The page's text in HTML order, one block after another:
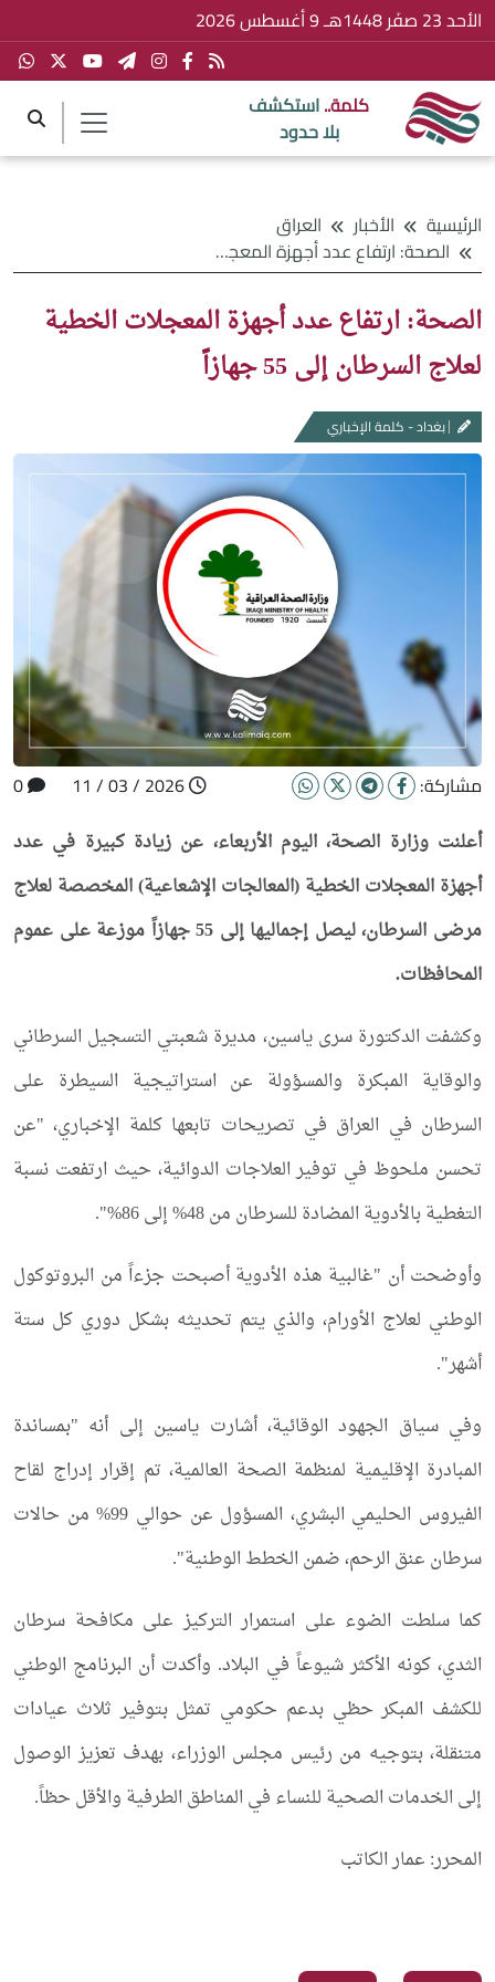
الأحد 23 صفَر 1448هـ 9 أغسطس 2026
كلمة..استكشف
بلا حدود
الرئيسية الأخبار
العراق
الصحة: ارتفاع عدد أجهزة المعجلات الخطية لعلاج السرطان إلى 55 جهازاً
الصحة: ارتفاع عدد أجهزة المعجلات الخطية
لعلاج السرطان إلى 55 جهازاً
بغداد - كلمة الإخباري
مشاركة:
أعلنت وزارة الصحة، اليوم الأربعاء، عن زيادة كبيرة في عدد
أجهزة المعجلات الخطية (المعالجات الإشعاعية) المخصصة لعلاج
مرضى السرطان، ليصل إجماليها إلى 55 جهازاً موزعة على عموم
المحافظات.
وكشفت الدكتورة سرى ياسين، مديرة شعبتي التسجيل السرطاني
والوقاية المبكرة والمسؤولة عن استراتيجية السيطرة على
السرطان في العراق في تصريحات تابعها كلمة الإخباري، "عن
تحسن ملحوظ في توفير العلاجات الدوائية، حيث ارتفعت نسبة
التغطية بالأدوية المضادة للسرطان من 48% إلى 86%".
وأوضحت أن "غالبية هذه الأدوية أصبحت جزءاً من البروتوكول
الوطني لعلاج الأورام، والذي يتم تحديثه بشكل دوري كل ستة
أشهر".
وفي سياق الجهود الوقائية، أشارت ياسين إلى أنه "بمساندة
المبادرة الإقليمية لمنظمة الصحة العالمية، تم إقرار إدراج لقاح
الفيروس الحليمي البشري، المسؤول عن حوالي 99% من حالات
سرطان عنق الرحم، ضمن الخطط الوطنية".
كما سلطت الضوء على استمرار التركيز على مكافحة سرطان
الثدي، كونه الأكثر شيوعاً في البلاد. وأكدت أن البرنامج الوطني
للكشف المبكر حظي بدعم حكومي تمثل بتوفير ثلاث عيادات
متنقلة، بتوجيه من رئيس مجلس الوزراء، بهدف تعزيز الوصول
إلى الخدمات الصحية للنساء في المناطق الطرفية والأقل حظاً.
المحرر: عمار الكاتب